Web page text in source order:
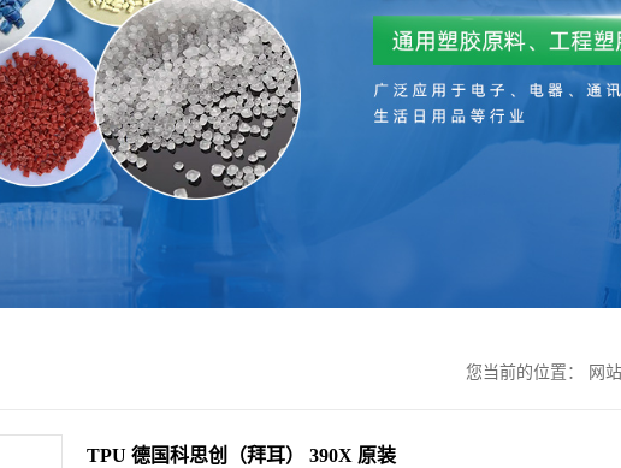
您当前的位置： 网
TPU 德国科思创（拜耳） 390X 原装